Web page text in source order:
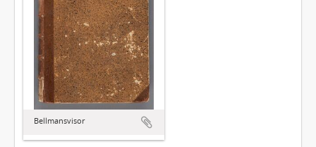
Bellmansvisor